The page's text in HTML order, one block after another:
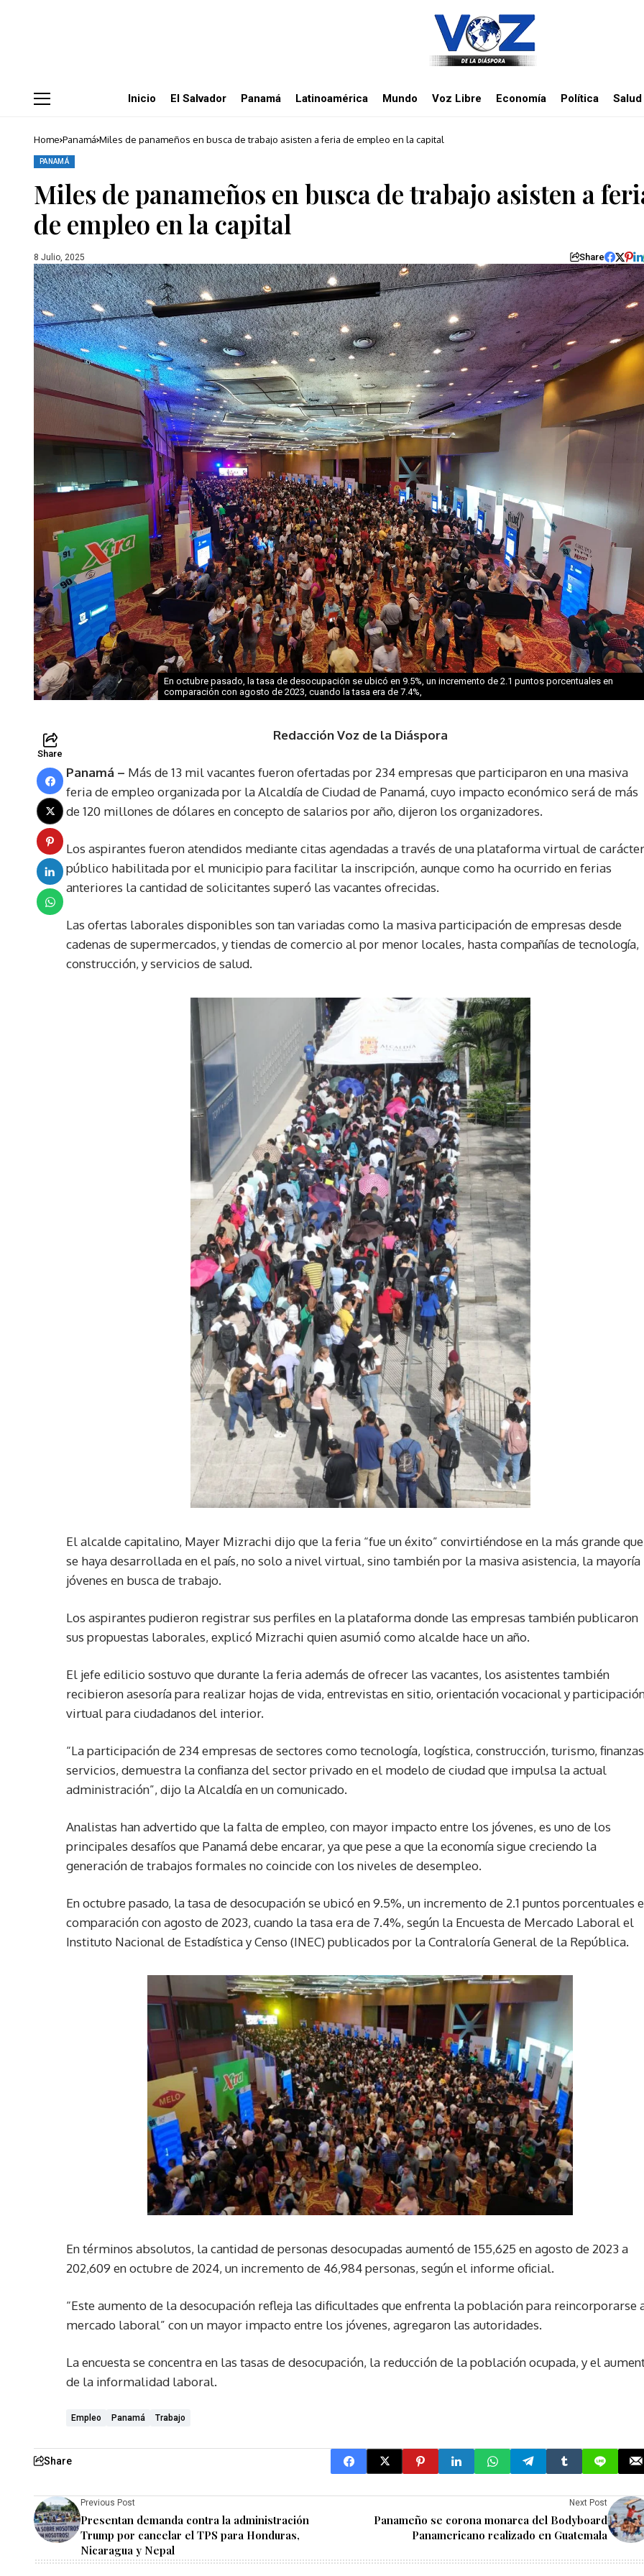
Inicio El Salvador Panamá Latinoamérica Mundo Voz Libre Economía Política Salud
Home Panamá Miles de panameños en busca de trabajo asisten a feria de empleo en la capital
PANAMÁ
Miles de panameños en busca de trabajo asisten a
de empleo en la capital
8 Julio, 2025 Share
En octubre pasado, la tasa de desocupación se ubicó en 9.5%, un incremento de 2.1 puntos porcentuales en
comparación con agosto de 2023, cuando la tasa era de 7.4%,
Share
Redacción Voz de la Diáspora
Panamá – Más de 13 mil vacantes fueron ofertadas por 234 empresas que participaron en una masiva
feria de empleo organizada por la Alcaldía de Ciudad de Panamá, cuyo impacto económico será de más
de 120 millones de dólares en concepto de salarios por año, dijeron los organizadores.
Los aspirantes fueron atendidos mediante citas agendadas a través de una plataforma virtual de carácter
público habilitada por el municipio para facilitar la inscripción, aunque como ha ocurrido en ferias
anteriores la cantidad de solicitantes superó las vacantes ofrecidas.
Las ofertas laborales disponibles son tan variadas como la masiva participación de empresas desde
cadenas de supermercados, y tiendas de comercio al por menor locales, hasta compañías de tecnología,
construcción, y servicios de salud.
El alcalde capitalino, Mayer Mizrachi dijo que la feria “fue un éxito” convirtiéndose en la más grande que
se haya desarrollada en el país, no solo a nivel virtual, sino también por la masiva asistencia, la mayoría
jóvenes en busca de trabajo.
Los aspirantes pudieron registrar sus perfiles en la plataforma donde las empresas también publicaron
sus propuestas laborales, explicó Mizrachi quien asumió como alcalde hace un año.
El jefe edilicio sostuvo que durante la feria además de ofrecer las vacantes, los asistentes también
recibieron asesoría para realizar hojas de vida, entrevistas en sitio, orientación vocacional y
virtual para ciudadanos del interior.
“La participación de 234 empresas de sectores como tecnología, logística, construcción, turismo,
servicios, demuestra la confianza del sector privado en el modelo de ciudad que impulsa la actual
administración”, dijo la Alcaldía en un comunicado.
Analistas han advertido que la falta de empleo, con mayor impacto entre los jóvenes, es uno de los
principales desafíos que Panamá debe encarar, ya que pese a que la economía sigue creciendo la
generación de trabajos formales no coincide con los niveles de desempleo.
En octubre pasado, la tasa de desocupación se ubicó en 9.5%, un incremento de 2.1 puntos porcentuales
comparación con agosto de 2023, cuando la tasa era de 7.4%, según la Encuesta de Mercado Laboral el
Instituto Nacional de Estadística y Censo (INEC) publicados por la Contraloría General de la República.
En términos absolutos, la cantidad de personas desocupadas aumentó de 155,625 en agosto de 2023 a
202,609 en octubre de 2024, un incremento de 46,984 personas, según el informe oficial.
“Este aumento de la desocupación refleja las dificultades que enfrenta la población para reincorporarse
mercado laboral” con un mayor impacto entre los jóvenes, agregaron las autoridades.
La encuesta se concentra en las tasas de desocupación, la reducción de la población ocupada, y el
de la informalidad laboral.
Empleo Panamá Trabajo
Share
Previous Post
Presentan demanda contra la administración
Trump por cancelar el TPS para Honduras,
Nicaragua y Nepal
Next Post
Panameño se corona monarca del Bodyboard
Panamericano realizado en Guatemala